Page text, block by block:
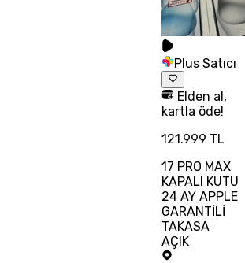
Plus Satıcı
Elden al,
kartla öde!
121.999 TL
17 PRO MAX
KAPALI KUTU
24 AY APPLE
GARANTİLİ
TAKASA
AÇIK